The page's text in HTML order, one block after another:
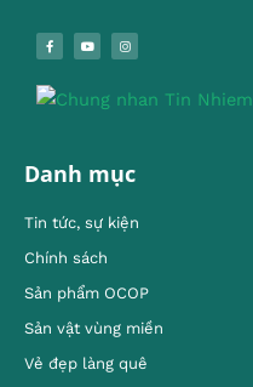
Danh mục
Tin tức, sự kiện
Chính sách
Sản phẩm OCOP
Sản vật vùng miền
Vẻ đẹp làng quê